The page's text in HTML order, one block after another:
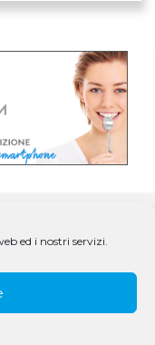
ed i nostri servizi.